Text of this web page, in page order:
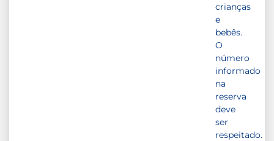
crianças
e
bebês.
O
número
informado
na
reserva
deve
ser
respeitado.